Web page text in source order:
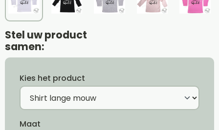
Stel uw product
samen:
Kies het product
Maat